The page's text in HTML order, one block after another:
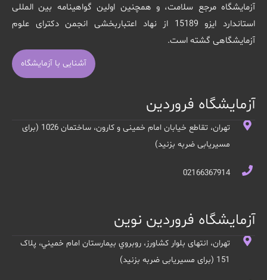
آزمایشگاه مرجع سلامت، و همچنین اولین گواهینامه بین المللی
استاندارد ایزو 15189 از نهاد اعتباربخشی انجمن دکترای علوم
آزمایشگاهی گشته است.
آشنایی با آزمایشگاه
آزمایشگاه فروردین
تهران، تقاطع خیابان امام خمینی و کارون، ساختمان 1026 (برای
مسیریابی ضربه بزنید)
02166367914
آزمایشگاه فروردین نوین
تهران، انتهای بلوار کشاورز، روبروي بيمارستان امام خميني، پلاک
151 (برای مسیریابی ضربه بزنید)